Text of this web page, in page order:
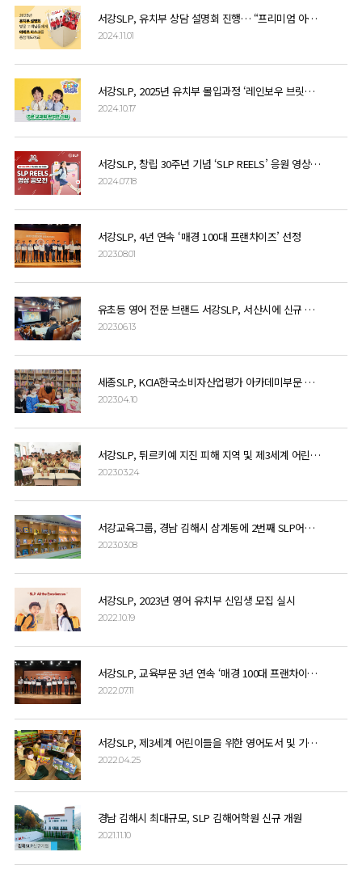
서강SLP, 유치부 상담 설명회 진행… “프리미엄 아에르 키즈 마스크 선착순 증정”
2024.11.01
서강SLP, 2025년 유치부 몰입과정 ‘레인보우 브릿지’ 전국 설명회 개최
2024.10.17
서강SLP, 창립 30주년 기념 ‘SLP REELS’ 응원 영상 이벤트 개최
2024.07.18
서강SLP, 4년 연속 ‘매경 100대 프랜차이즈’ 선정
2023.08.01
유초등 영어 전문 브랜드 서강SLP, 서산시에 신규 개원
2023.06.13
세종SLP, KCIA한국소비자산업평가 아카데미부문 세종지역 1위 쾌거
2023.04.10
서강SLP, 튀르키예 지진 피해 지역 및 제3세계 어린이 학업 후원
2023.03.24
서강교육그룹, 경남 김해시 삼계동에 2번째 SLP어학원 개원
2023.03.08
서강SLP, 2023년 영어 유치부 신입생 모집 실시
2022.10.19
서강SLP, 교육부문 3년 연속 ‘매경 100대 프랜차이즈’ 선정
2022.07.11
서강SLP, 제3세계 어린이들을 위한 영어도서 및 기부금 전달
2022.04.25
경남 김해시 최대규모, SLP 김해어학원 신규 개원
2021.11.10